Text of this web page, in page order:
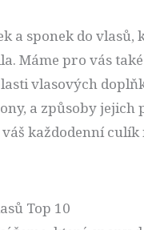
a sponek do
Máme pro vás
vlasových
a způsoby jejich
každodenní culík
Top 10